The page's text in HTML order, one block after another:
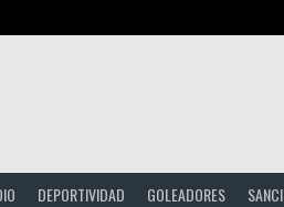
DEPORTIVIDAD GOLEADORES